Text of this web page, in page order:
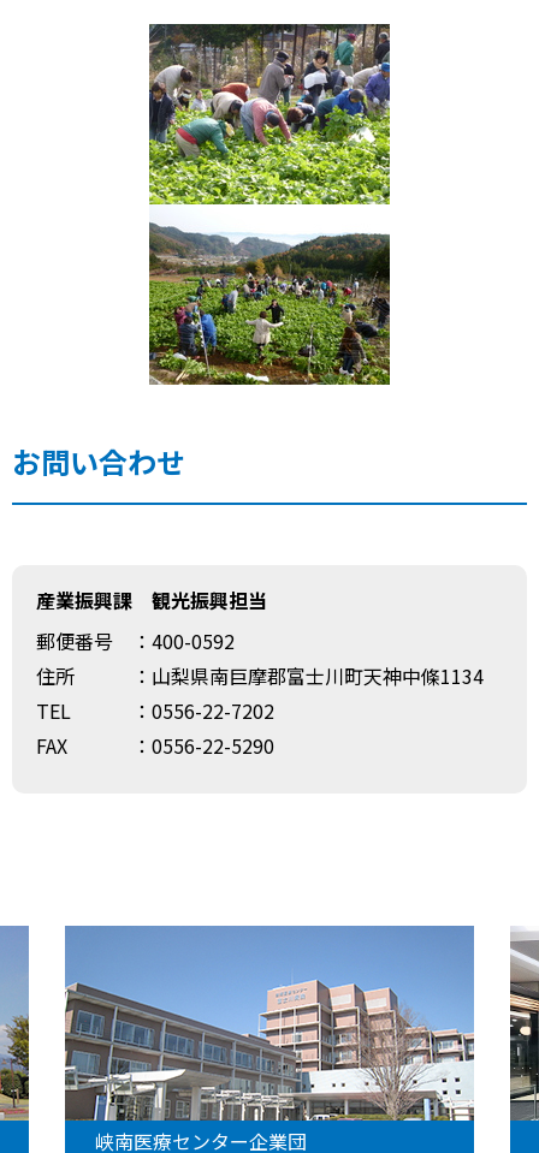
お問い合わせ
産業振興課 観光振興担当
郵便番号
：400-0592
住所
：山梨県南巨摩郡富士川町天神中條1134
TEL
：0556-22-7202
FAX
：0556-22-5290
峡南医療センター企業団